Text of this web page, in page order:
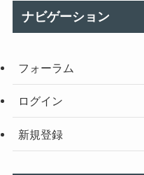
ナビゲーション
フォーラム
ログイン
新規登録